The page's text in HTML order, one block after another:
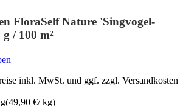
FloraSelf Nature 'Singvogel-
/ 100 m²
inkl. MwSt. und ggf. zzgl. Versandkosten
(49,90 €/ kg)